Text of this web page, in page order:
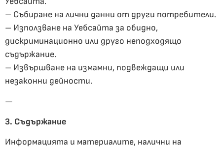
– Събиране на лични данни от други потребители.
– Използване на Уебсайта за обидно,
дискриминационно или друго неподходящо
съдържание.
– Извършване на измамни, подвеждащи или
незаконни дейности.
—
3. Съдържание
Информацията и материалите, налични на